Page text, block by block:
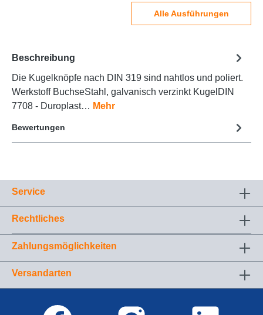
Alle Ausführungen
Beschreibung
Die Kugelknöpfe nach DIN 319 sind nahtlos und poliert.
Werkstoff BuchseStahl, galvanisch verzinkt KugelDIN
7708 - Duroplast… Mehr
Bewertungen
Service
Rechtliches
Zahlungsmöglichkeiten
Versandarten